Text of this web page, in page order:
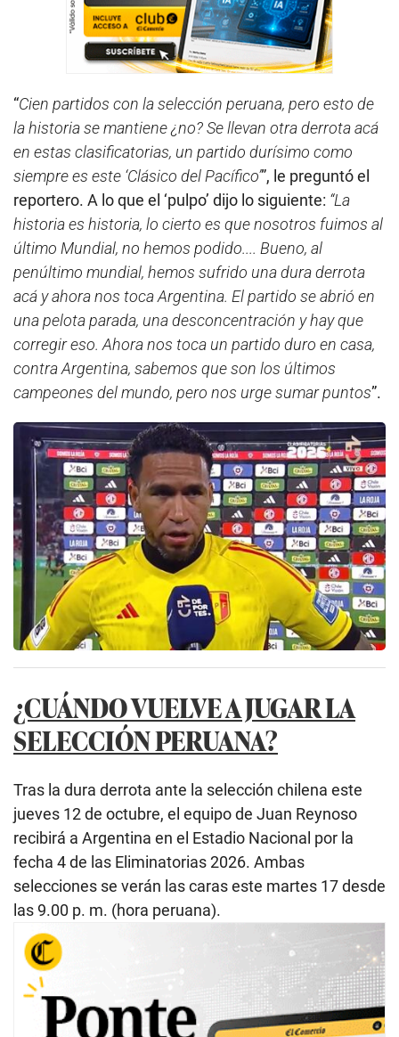
“Cien partidos con la selección peruana, pero esto de
la historia se mantiene ¿no? Se llevan otra derrota acá
en estas clasificatorias, un partido durísimo como
siempre es este ‘Clásico del Pacífico’”, le preguntó el
reportero. A lo que el ‘pulpo’ dijo lo siguiente: “La
historia es historia, lo cierto es que nosotros fuimos al
último Mundial, no hemos podido.... Bueno, al
penúltimo mundial, hemos sufrido una dura derrota
acá y ahora nos toca Argentina. El partido se abrió en
una pelota parada, una desconcentración y hay que
corregir eso. Ahora nos toca un partido duro en casa,
contra Argentina, sabemos que son los últimos
campeones del mundo, pero nos urge sumar puntos”.
¿CUÁNDO VUELVE A JUGAR LA
SELECCIÓN PERUANA?
Tras la dura derrota ante la selección chilena este
jueves 12 de octubre, el equipo de Juan Reynoso
recibirá a Argentina en el Estadio Nacional por la
fecha 4 de las Eliminatorias 2026. Ambas
selecciones se verán las caras este martes 17 desde
las 9.00 p. m. (hora peruana).